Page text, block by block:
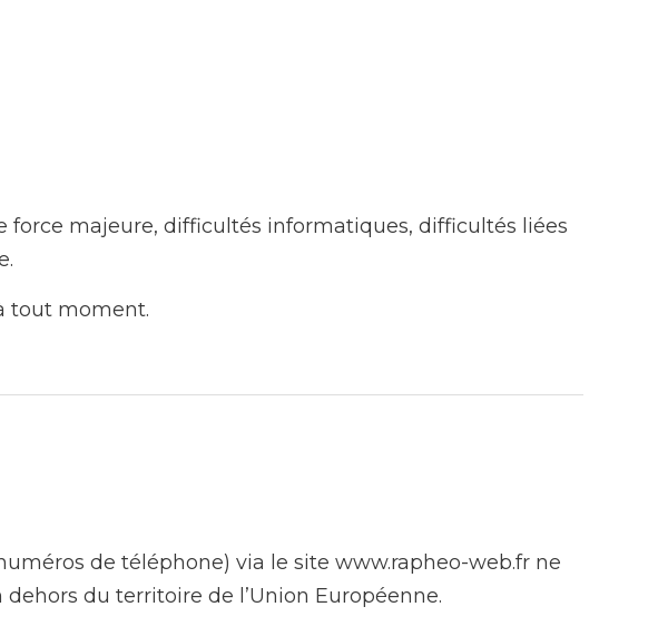
force majeure, difficultés informatiques, difficultés liées
tout moment.
de téléphone) via le site www.rapheo-web.fr ne
du territoire de l’Union Européenne.